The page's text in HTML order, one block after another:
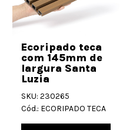
Ecoripado teca
com 145mm de
largura Santa
Luzia
SKU: 230265
Cód.: ECORIPADO TECA